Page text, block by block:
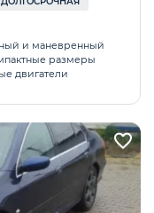
и маневренный
размеры
двигатели